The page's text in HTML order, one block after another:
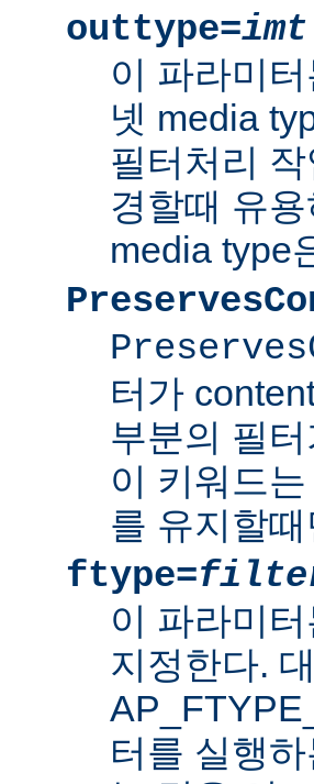
outtype=imt
이 파라미
넷 media
필터처리
경할때 유
media type
터가
부분의 필
이 키워드
를 유지할
ftype=
이 파라미
지정한다.
터를 실행